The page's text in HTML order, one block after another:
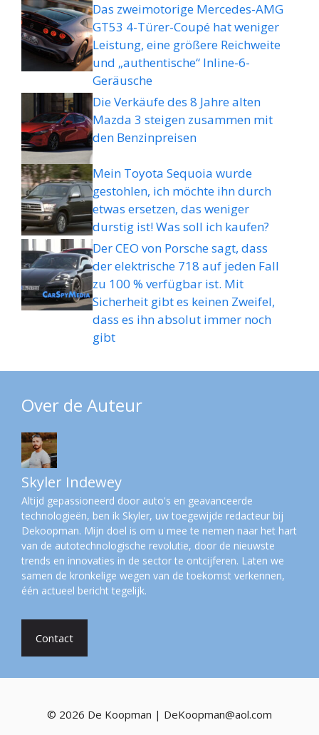
Das zweimotorige Mercedes-AMG
GT53 4-Türer-Coupé hat weniger
Leistung, eine größere Reichweite
und „authentische“ Inline-6-
Geräusche
Die Verkäufe des 8 Jahre alten
Mazda 3 steigen zusammen mit
den Benzinpreisen
Mein Toyota Sequoia wurde
gestohlen, ich möchte ihn durch
etwas ersetzen, das weniger
durstig ist! Was soll ich kaufen?
Der CEO von Porsche sagt, dass
der elektrische 718 auf jeden Fall
zu 100 % verfügbar ist. Mit
Sicherheit gibt es keinen Zweifel,
dass es ihn absolut immer noch
gibt
Over de Auteur
Skyler Indewey
Altijd gepassioneerd door auto's en geavanceerde
technologieën, ben ik Skyler, uw toegewijde redacteur bij
Dekoopman. Mijn doel is om u mee te nemen naar het hart
van de autotechnologische revolutie, door de nieuwste
trends en innovaties in de sector te ontcijferen. Laten we
samen de kronkelige wegen van de toekomst verkennen,
één actueel bericht tegelijk.
Contact
© 2026 De Koopman | DeKoopman@aol.com